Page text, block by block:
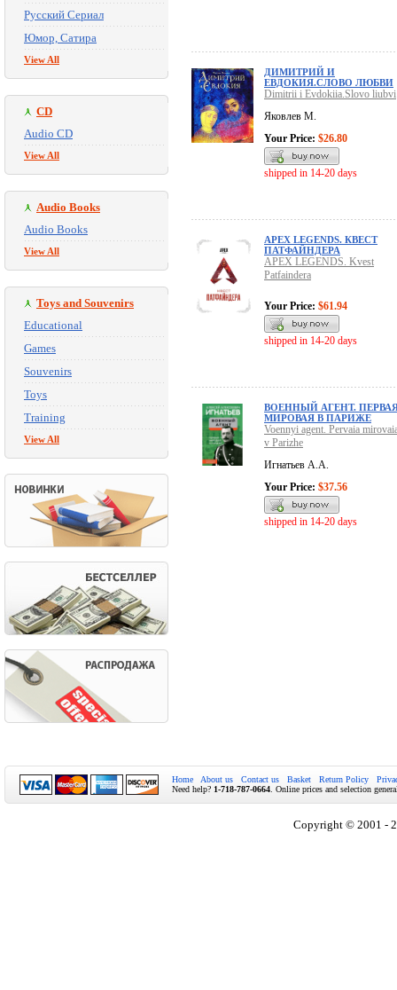
Русский Сериал
Юмор, Сатира
View All
CD
Audio CD
View All
Audio Books
Audio Books
View All
Toys and Souvenirs
Educational
Games
Souvenirs
Toys
Training
View All
ДИМИТРИЙ И
ЕВДОКИЯ.СЛОВО ЛЮБВИ
Dimitrii i Evdokiia.Slovo liubvi
Яковлев М.
Your Price: $26.80
shipped in 14-20 days
APEX LEGENDS. КВЕСТ
ПАТФАЙНДЕРА
APEX LEGENDS. Kvest
Patfaindera
Your Price: $61.94
shipped in 14-20 days
ВОЕННЫЙ АГЕНТ.
МИРОВАЯ В ПАРИЖЕ
Voennyi agent. Pervaia
v Parizhe
Игнатьев А.А.
Your Price: $37.56
shipped in 14-20 days
Home About us Contact us Basket Return Policy
Need help? 1-718-787-0664 . Online prices and selection
Copyright © 2001 -